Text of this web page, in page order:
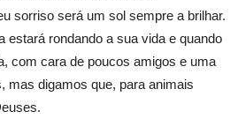
sorriso será um sol sempre a brilhar.
estará rondando a sua vida e quando
com cara de poucos amigos e uma
mas digamos que, para animais